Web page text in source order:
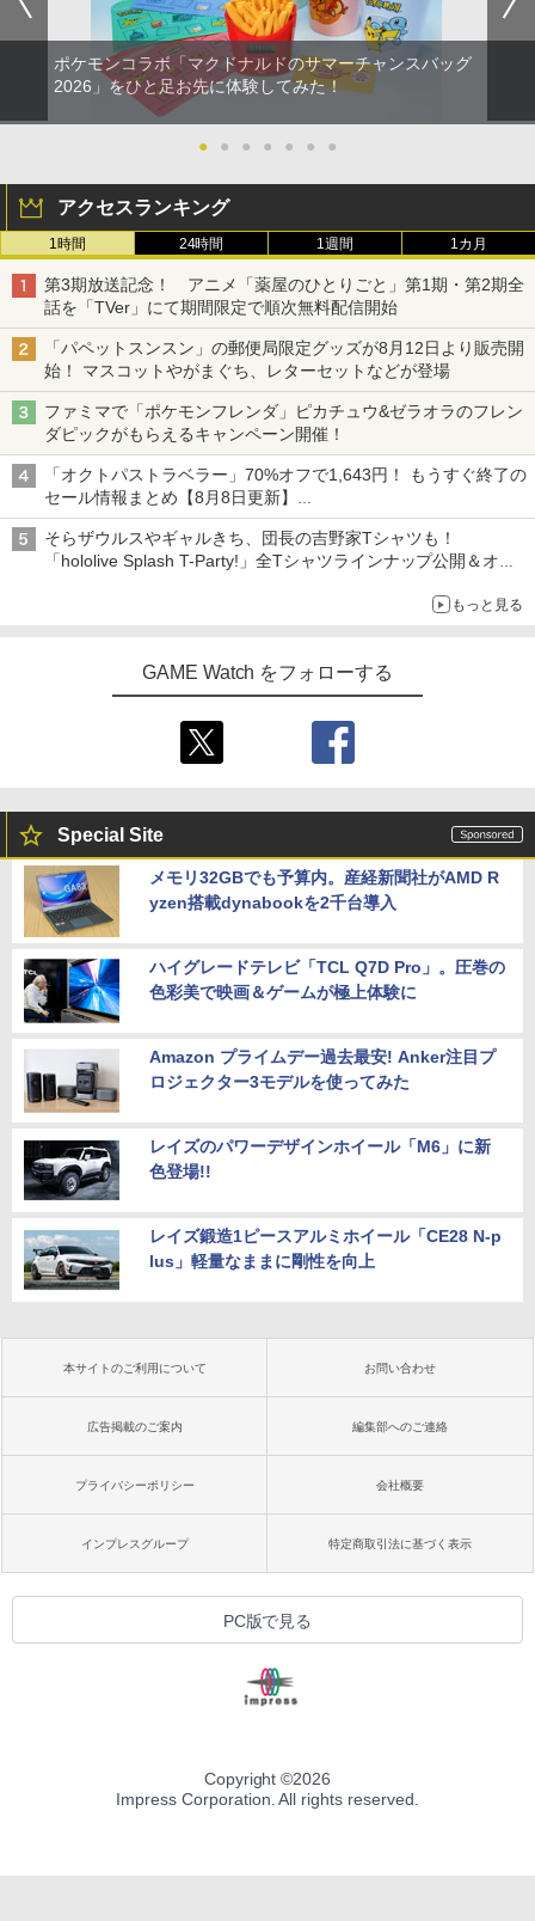
ポケモンコラボ「マクドナルドのサマーチャンスバッグ
2026」をひと足お先に体験してみた！
● ● ● ● ● ● ●
アクセスランキング
1時間 24時間 1週間 1カ月
第3期放送記念！ アニメ「薬屋のひとりごと」第1期・第2期全
話を「TVer」にて期間限定で順次無料配信開始
「パペットスンスン」の郵便局限定グッズが8月12日より販売開
始！ マスコットやがまぐち、レターセットなどが登場
ファミマで「ポケモンフレンダ」ピカチュウ&ゼラオラのフレン
ダピックがもらえるキャンペーン開催！
「オクトパストラベラー」70%オフで1,643円！ もうすぐ終了の
セール情報まとめ【8月8日更新】
ニンテンドーeショップでは「大神 絶景版」が67%オフで990円
そらザウルスやギャルきち、団長の吉野家Tシャツも！
「hololive Splash T-Party!」全Tシャツラインナップ公開＆オン
もっと見る
GAME Watch をフォローする
Special Site
メモリ32GBでも予算内。産経新聞社がAMD R
yzen搭載dynabookを2千台導入
ハイグレードテレビ「TCL Q7D Pro」。圧巻の
色彩美で映画＆ゲームが極上体験に
Amazon プライムデー過去最安! Anker注目プ
ロジェクター3モデルを使ってみた
レイズのパワーデザインホイール「M6」に新
色登場!!
レイズ鍛造1ピースアルミホイール「CE28 N-p
lus」軽量なままに剛性を向上
本サイトのご利用について お問い合わせ
広告掲載のご案内 編集部へのご連絡
プライバシーポリシー 会社概要
インプレスグループ 特定商取引法に基づく表示
PC版で見る
Copyright ©2026
Impress Corporation. All rights reserved.